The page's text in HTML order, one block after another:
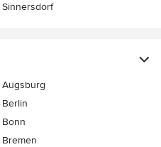
Sinnersdorf
Augsburg
Berlin
Bonn
Bremen